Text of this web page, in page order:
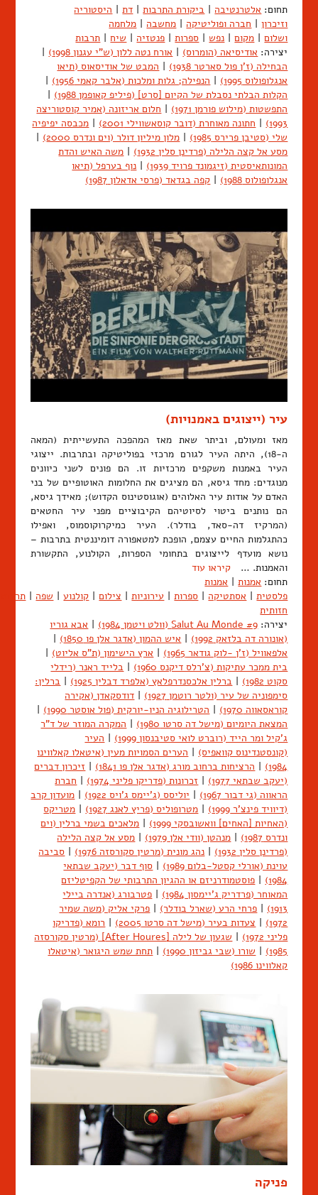
תחום: אלטרנטיבה | ביקורת התרבות | דת | היסטוריה
וזיכרון | חברה ופוליטיקה | מחשבה | מלחמה
ושלום | מקום | נפש | ספרות | פנטזיה | שיח | תרבות
יצירה: אודיסיאה (הומרוס) | אורח נטה ללון (ש"י עגנון 1998)
|
הבחילה (ז'ן פול סארטר 1938)
| המבט של אודיסאוס (תיאו
אנגלופולוס 1995)
| הנפילה; גלות ומלכות (אלבר קאמי 1956)
|
הקלות הבלתי נסבלת של הקיום [סרט] (פיליפ קאופמן 1988)
|
התפשטות (מילוש פורמן 1971)
| חלום אריזונה (אמיר קוסטוריצה
1993)
| חתונה מאוחרת (דובר קוסאשווילי 2001) | מכבסה יפיפיה
שלי (סטיבן פרירס 1985)
| מלון מיליון דולר (וים ונדרס 2000)
|
מסע אל קצה הלילה (פרדינן סלין 1932)
| משה האיש והדת
המונותאיסטית (זיגמונד פרויד 1939)
| נוף בערפל (תיאו
אנגלופולוס 1988)
| קפה בגדאד (פרסי אדאלון 1987)
עיר (ייצוגים באמנויות)
מאז ומעולם, וביתר שאת מאז המהפכה התעשייתית (המאה
ה-18), היתה העיר לגורם מרכזי בפוליטיקה ובתרבות. ייצוגי
העיר באמנות משקפים מרכזיות זו. הם פונים לשני כיוונים
מנוגדים: מחד גיסא, הם מציגים את החלומות האוטופיים של בני
האדם על אודות עיר האלוהים (אוגוסטינוס הקדוש); מאידך גיסא,
הם נותנים ביטוי לסיוטיהם הקיבוציים מפני עיר החטאים
(המרקיז דה-סאד, בודלר). העיר כמיקרוקוסמוס, ואפילו
כהתגלמות החיים עצמם, הופכת למטאפורה דומיננטית בתרבות –
נושא מועדף לייצוגים בתחומי הספרות, הקולנוע, התקשורת
והאמנות. … קיראו עוד
תחום: אמנות | אמנות
פלסטית | אסתטיקה | ספרות | עירוניות | צילום | קולנוע | שפה | תרבות
חזותית
יצירה: Salut Au Monde #9 (וולט ויטמן 1984) | אבא גוריו
(אונורה דה בלזאק 1992)
| איש ההמון (אדגר אלן פו 1850)
|
אלפאוויל (ז'ן -לוק גודאר 1965)
| ארץ הישימון (ת"ס אליוט) |
בית ממכר עתיקות (צ'רלס דיקנס 1960)
| בלייד ראנר (רידלי
סקוט 1982)
| ברלין אלכסנדרפלאץ (אלפרד דבלין 1925) | ברלין:
סימפוניה של עיר (ולטר רוטמן 1927)
| דודסקאדן (אקירה
קוראסאווה 1970)
| הטרילוגיה הניו-יורקית (פול אוסטר 1990)
|
המצאת היומיום (מישל דה סרטו 1980)
| המקרה המוזר של ד"ר
ג'קיל ומר הייד (רוברט לואי סטיבנסון 1999)
| העיר
(קונסטנדינוס קוואפיס) | הערים הסמויות מעין (איטאלו קאלווינו
1984)
| הרציחות ברחוב מורג (אדגר אלן פו 1841) | זיכרון דברים
(יעקב שבתאי 1977)
| זכרונות (פדריקו פליני 1974) | חברת
הראווה (גי דבור 1967)
| יוליסס (ג'יימס ג'ויס 1922) | מועדון קרב
(דיוויד פינצ'ר 1999)
| מטרופוליס (פריץ לאנג 1927) | מטריקס
(האחיות [האחים] וואשובסקי 1999)
| מלאכים בשמי ברלין (וים
ונדרס 1987)
| מנהטן (וודי אלן 1979) | מסע אל קצה הלילה
(פרדינן סלין 1932)
| נהג מונית (מרטין סקורסזה 1976) | סביבה
עוינת (אורלי קסטל-בלום 1989)
| סוף דבר (יעקב שבתאי
1984)
| פוסטמודרניזם או ההגיון התרבותי של הקפיטליזם
המאוחר (פרדריק ג'יימסון 1984)
| פטרבורג (אנדרה ביילי
1913)
| פרחי הרע (שארל בודלר) | פרקי אליק (משה שמיר
1972)
| צעדות בעיר (מישל דה סרטו 2005) | רומא (פדריקו
פליני 1972)
|
שגעון של לילה [After Houres] (מרטין סקורסזה
1985)
| שורו (שבי גביזון 1990) | תחת שמש היגואר (איטאלו
קאלווינו 1986)
פניקה